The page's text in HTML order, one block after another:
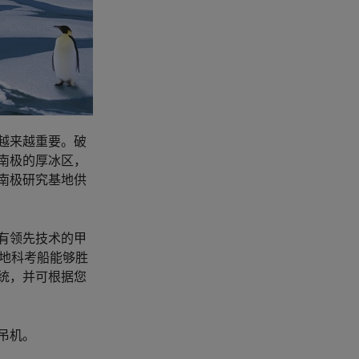
来越重要。破
的厚冰区，
极研究基地供
领先技术的甲
科考船能够胜
，并可根据您
机。